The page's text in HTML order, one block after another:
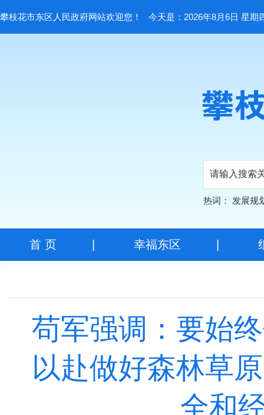
攀枝花市东区人民政府网站欢迎您！ 今天是：2026年8月6日 星期
热词： 发展规
首 页| 幸福东区
苟军强调：要始
以赴做好森林草
全和